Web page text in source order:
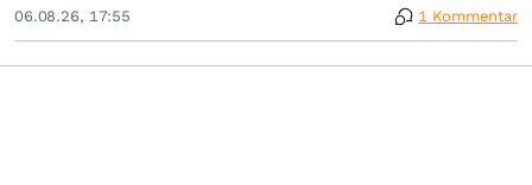
06.08.26, 17:55 1 Kommentar